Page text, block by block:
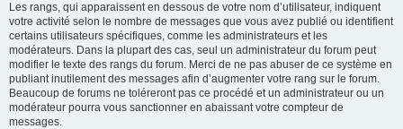
Les rangs, qui apparaissent en dessous de votre nom d’utilisateur, indiquent
votre activité selon le nombre de messages que vous avez publié ou identifient
certains utilisateurs spécifiques, comme les administrateurs et les
modérateurs. Dans la plupart des cas, seul un administrateur du forum peut
modifier le texte des rangs du forum. Merci de ne pas abuser de ce système en
publiant inutilement des messages afin d’augmenter votre rang sur le forum.
Beaucoup de forums ne toléreront pas ce procédé et un administrateur ou un
modérateur pourra vous sanctionner en abaissant votre compteur de
messages.